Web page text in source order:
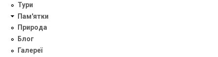
Тури
Пам'ятки
Природа
Блог
Галереї